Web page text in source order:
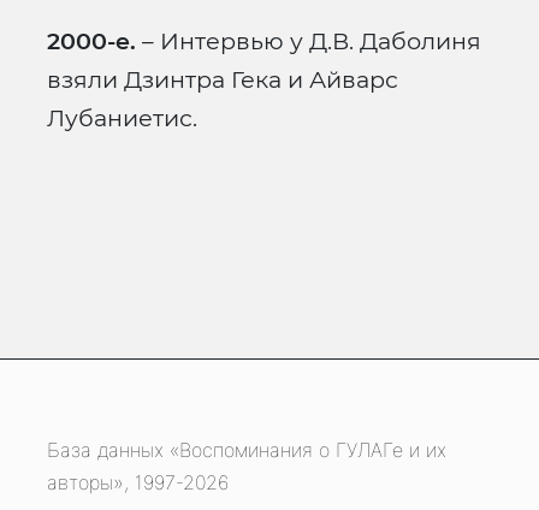
2000-е. – Интервью у Д.В. Даболиня
взяли Дзинтра Гека и Айварс
Лубаниетис.
База данных «Воспоминания о ГУЛАГе и их
авторы», 1997-2026